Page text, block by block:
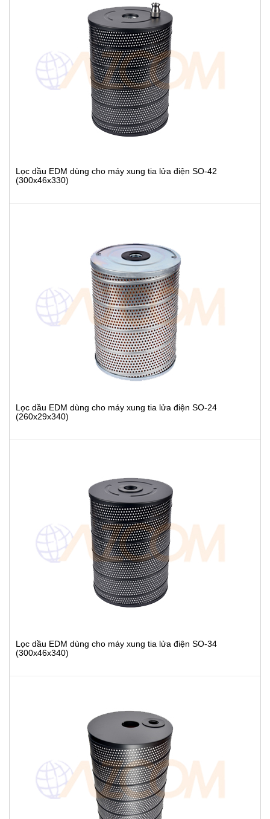
Lọc dầu EDM dùng cho máy xung tia lửa điện SO-42
(300x46x330)
Lọc dầu EDM dùng cho máy xung tia lửa điện SO-24
(260x29x340)
Lọc dầu EDM dùng cho máy xung tia lửa điện SO-34
(300x46x340)